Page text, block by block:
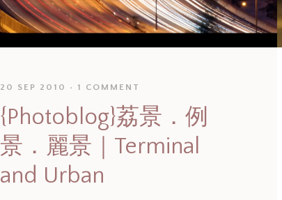
20 SEP 2010 1 COMMENT
{Photoblog}荔景．例
景．麗景｜Terminal
and Urban